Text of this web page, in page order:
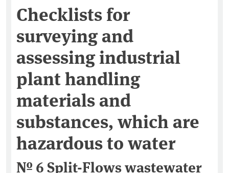
Checklists for
surveying and
assessing industrial
plant handling
materials and
substances, which are
hazardous to water
№ 6 Split-Flows wastewater